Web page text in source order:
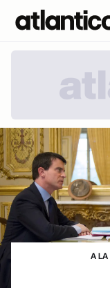
A LA